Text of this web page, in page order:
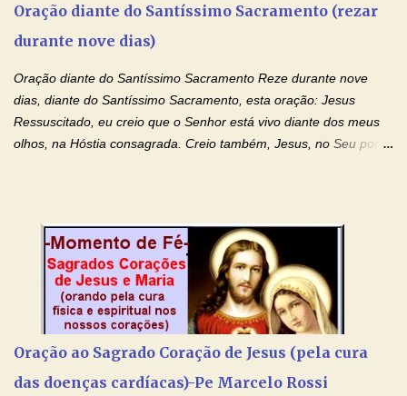
pais. Vamos dedicar um dia para os pais mais idosos, pais que
estão doentes, pais que estão longe dos filhos, pais que já são
para todos os pais. Hoje vamos d...
Oração diante do Santíssimo Sacramento (rezar
durante nove dias)
Oração diante do Santíssimo Sacramento Reze durante nove
dias, diante do Santíssimo Sacramento, esta oração: Jesus
Ressuscitado, eu creio que o Senhor está vivo diante dos meus
olhos, na Hóstia consagrada. Creio também, Jesus, no Seu poder
creio, Jesus, e clamo que este Sangue seja agora derramado
sobre mim e sobre todos os meus familiares. Eu peço, Senhor
Jesus, que, pelo poder libertador e salvítico deste Sangue,
possamos nos livrar de toda opressão diabólica que possa estar
prejudicando a nossa família. Peço também que atenda, em
(apresente aqui o seu pedido...) Eu, desde já, agradeço de
coração, confiante que o Senhor me atenderá. Eu louvo o Pai por
Oração ao Sagrado Coração de Jesus (pela cura
das doenças cardíacas)-Pe Marcelo Rossi